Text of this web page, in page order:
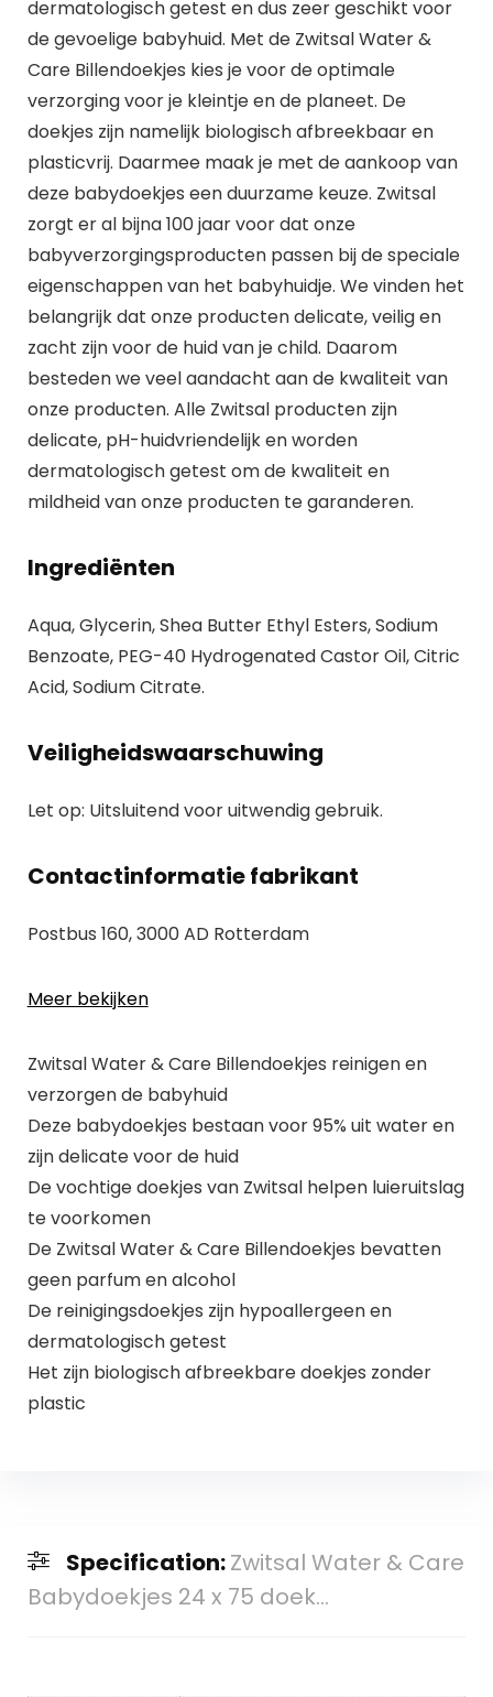
dermatologisch getest en dus zeer geschikt voor
de gevoelige babyhuid. Met de Zwitsal Water &
Care Billendoekjes kies je voor de optimale
verzorging voor je kleintje en de planeet. De
doekjes zijn namelijk biologisch afbreekbaar en
plasticvrij. Daarmee maak je met de aankoop van
deze babydoekjes een duurzame keuze. Zwitsal
zorgt er al bijna 100 jaar voor dat onze
babyverzorgingsproducten passen bij de speciale
eigenschappen van het babyhuidje. We vinden het
belangrijk dat onze producten delicate, veilig en
zacht zijn voor de huid van je child. Daarom
besteden we veel aandacht aan de kwaliteit van
onze producten. Alle Zwitsal producten zijn
delicate, pH-huidvriendelijk en worden
dermatologisch getest om de kwaliteit en
mildheid van onze producten te garanderen.
Ingrediënten
Aqua, Glycerin, Shea Butter Ethyl Esters, Sodium
Benzoate, PEG-40 Hydrogenated Castor Oil, Citric
Acid, Sodium Citrate.
Veiligheidswaarschuwing
Let op: Uitsluitend voor uitwendig gebruik.
Contactinformatie fabrikant
Postbus 160, 3000 AD Rotterdam
Meer bekijken
Zwitsal Water & Care Billendoekjes reinigen en
verzorgen de babyhuid
Deze babydoekjes bestaan voor 95% uit water en
zijn delicate voor de huid
De vochtige doekjes van Zwitsal helpen luieruitslag
te voorkomen
De Zwitsal Water & Care Billendoekjes bevatten
geen parfum en alcohol
De reinigingsdoekjes zijn hypoallergeen en
dermatologisch getest
Het zijn biologisch afbreekbare doekjes zonder
plastic
Specification:Zwitsal Water & Care
Babydoekjes 24 x 75 doek...